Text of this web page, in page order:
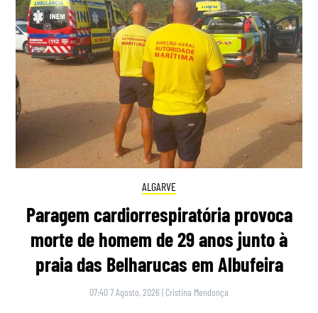
ALGARVE
Paragem cardiorrespiratória provoca
morte de homem de 29 anos junto à
praia das Belharucas em Albufeira
07:40 7 Agosto, 2026 | Cristina Mendonça